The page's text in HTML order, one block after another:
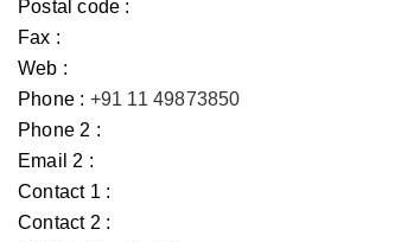
Postal code :
Fax :
Web :
Phone : +91 11 49873850
Phone 2 :
Email 2 :
Contact 1 :
Contact 2 :